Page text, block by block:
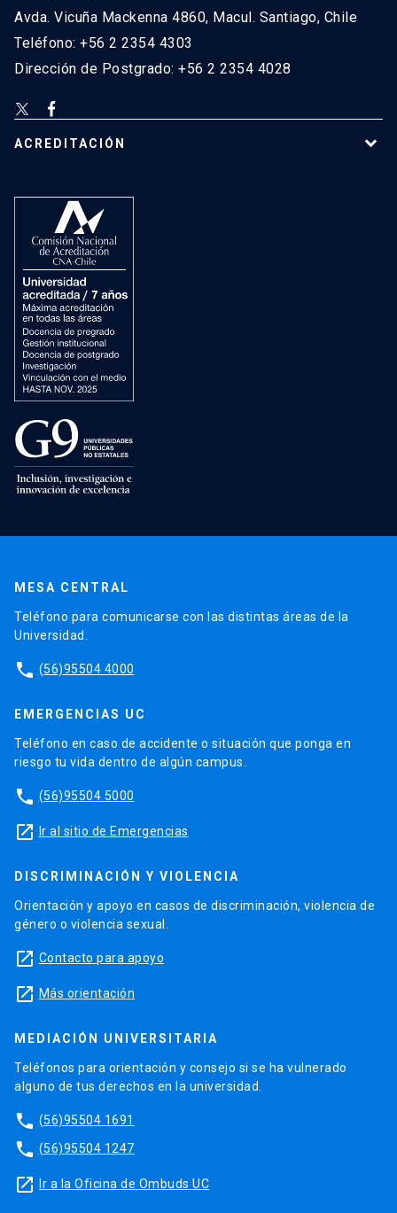
Avda. Vicuña Mackenna 4860, Macul. Santiago, Chile
Teléfono: +56 2 2354 4303
Dirección de Postgrado: +56 2 2354 4028
ACREDITACIÓN
MESA CENTRAL
Teléfono para comunicarse con las distintas áreas de la
Universidad.
phone (56)95504 4000
EMERGENCIAS UC
Teléfono en caso de accidente o situación que ponga en
riesgo tu vida dentro de algún campus.
phone (56)95504 5000
launch Ir al sitio de Emergencias
DISCRIMINACIÓN Y VIOLENCIA
Orientación y apoyo en casos de discriminación, violencia de
género o violencia sexual.
launch Contacto para apoyo
launch Más orientación
MEDIACIÓN UNIVERSITARIA
Teléfonos para orientación y consejo si se ha vulnerado
alguno de tus derechos en la universidad.
phone (56)95504 1691
phone (56)95504 1247
launch Ir a la Oficina de Ombuds UC